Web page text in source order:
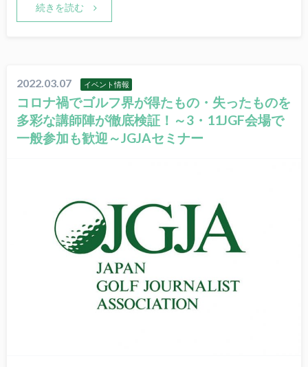
続きを読む
2022.03.07 イベント情報
コロナ禍でゴルフ界が得たもの・失ったものを
多彩な講師陣が徹底検証！～3・11JGF会場で
一般参加も歓迎～JGJAセミナー